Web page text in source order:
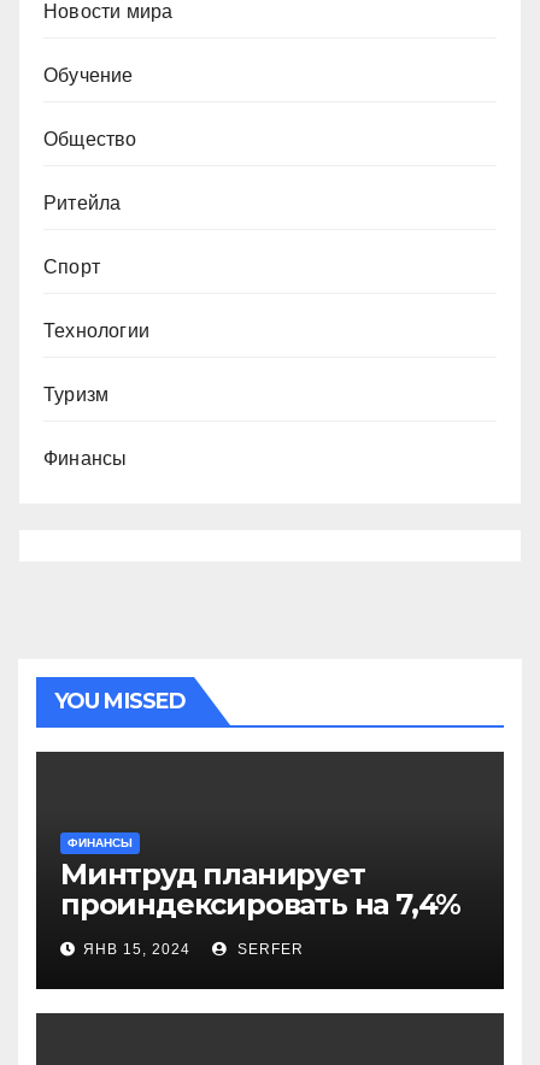
Новости мира
Обучение
Общество
Ритейла
Спорт
Технологии
Туризм
Финансы
YOU MISSED
ФИНАНСЫ
Минтруд планирует
проиндексировать на 7,4%
более 40 выплат и
компенсаций
ЯНВ 15, 2024 SERFER